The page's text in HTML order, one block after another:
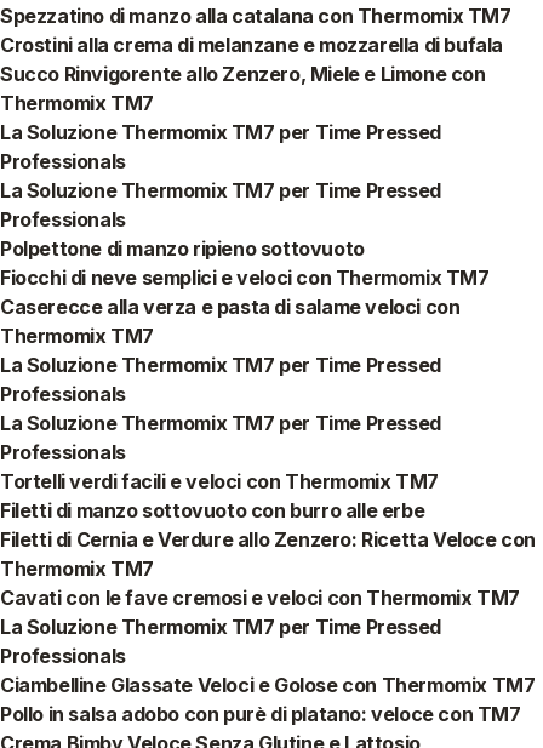
Spezzatino di manzo alla catalana con Thermomix TM7
Crostini alla crema di melanzane e mozzarella di bufala
Succo Rinvigorente allo Zenzero, Miele e Limone con
Thermomix TM7
La Soluzione Thermomix TM7 per Time Pressed
Professionals
La Soluzione Thermomix TM7 per Time Pressed
Professionals
Polpettone di manzo ripieno sottovuoto
Fiocchi di neve semplici e veloci con Thermomix TM7
Caserecce alla verza e pasta di salame veloci con
Thermomix TM7
La Soluzione Thermomix TM7 per Time Pressed
Professionals
La Soluzione Thermomix TM7 per Time Pressed
Professionals
Tortelli verdi facili e veloci con Thermomix TM7
Filetti di manzo sottovuoto con burro alle erbe
Filetti di Cernia e Verdure allo Zenzero: Ricetta Veloce con
Thermomix TM7
Cavati con le fave cremosi e veloci con Thermomix TM7
La Soluzione Thermomix TM7 per Time Pressed
Professionals
Ciambelline Glassate Veloci e Golose con Thermomix TM7
Pollo in salsa adobo con purè di platano: veloce con TM7
Crema Bimby Veloce Senza Glutine e Lattosio